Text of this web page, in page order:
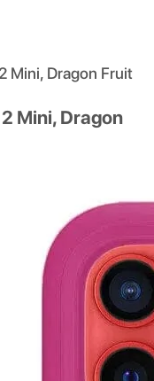
Mini, Dragon Fruit
Mini, Dragon